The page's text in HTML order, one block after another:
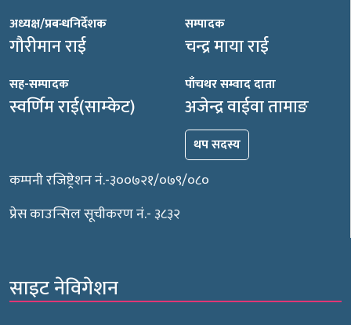
अध्यक्ष/प्रबन्धनिर्देशक
गौरीमान राई
सम्पादक
चन्द्र माया राई
सह-सम्पादक
स्वर्णिम राई(साम्केट)
पाँचथर सम्वाद दाता
अजेन्द्र वाईवा तामाङ
थप सदस्य
कम्पनी रजिष्ट्रेशन नं.-३००७२१/०७९/०८०
प्रेस काउन्सिल सूचीकरण नं.- ३८३२
साइट नेविगेशन